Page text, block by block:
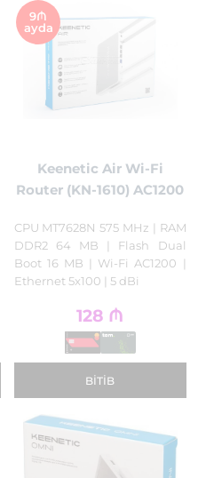
9₼
ayda
Keenetic Air Wi-Fi
Router (KN-1610) AC1200
CPU MT7628N 575 MHz | RAM
DDR2 64 MB | Flash Dual
Boot 16 MB | Wi-Fi AC1200 |
Ethernet 5x100 | 5 dBi
128 ₼
BITIB